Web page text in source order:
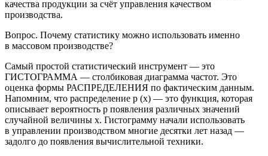
качества продукции за счёт управления качеством
производства.
Вопрос. Почему статистику можно использовать именно
в массовом производстве?
Самый простой статистический инструмент — это
ГИСТОГРАММА — столбиковая диаграмма частот. Это
оценка формы РАСПРЕДЕЛЕНИЯ по фактическим данным.
Напомним, что распределение р (х) — это функция, которая
описывает вероятность р появления различных значений
случайной величины х. Гистограмму начали использовать
в управлении производством многие десятки лет назад —
задолго до появления вычислительной техники.